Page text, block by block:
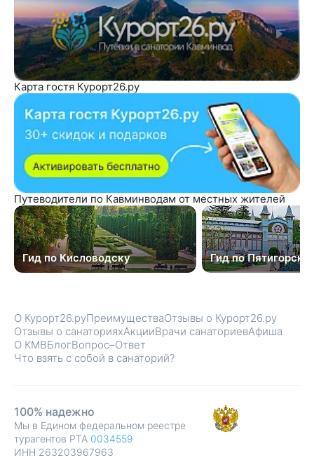
Карта гостя Курорт26.ру
Путеводители по Кавминводам от местных жителей
Гид по Кисловодску Гид по Пятигорску
О Курорт26.руПреимуществаОтзывы о Курорт26.ру
Отзывы о санаторияхАкцииВрачи санаториевАфиша
О КМВБлогВопрос–Ответ
Что взять с собой в санаторий?
100% надежно
Мы в Едином федеральном реестре
турагентов РТА 0034559
ИНН 263203967963